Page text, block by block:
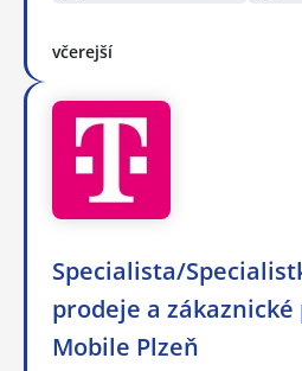
včerejší
Specialista/
prodeje a zákaznické
Mobile Plzeň